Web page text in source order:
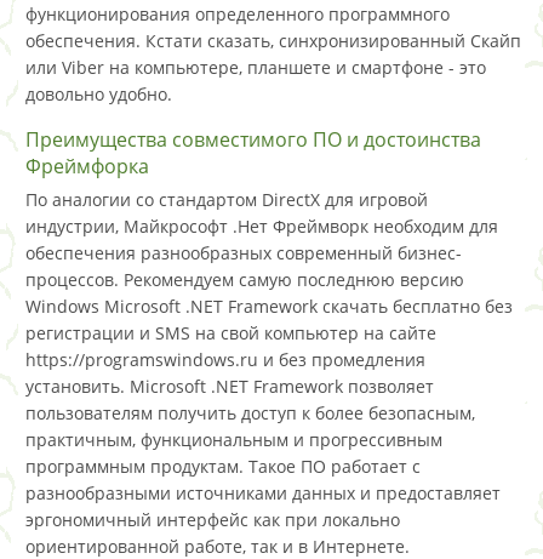
функционирования определенного программного
обеспечения. Кстати сказать, синхронизированный Скайп
или Viber на компьютере, планшете и смартфоне - это
довольно удобно.
Преимущества совместимого ПО и достоинства
Фреймфорка
По аналогии со стандартом DirectX для игровой
индустрии, Майкрософт .Нет Фреймворк необходим для
обеспечения разнообразных современный бизнес-
процессов. Рекомендуем самую последнюю версию
Windows Microsoft .NET Framework скачать бесплатно без
регистрации и SMS на свой компьютер на сайте
https://programswindows.ru и без промедления
установить. Microsoft .NET Framework позволяет
пользователям получить доступ к более безопасным,
практичным, функциональным и прогрессивным
программным продуктам. Такое ПО работает с
разнообразными источниками данных и предоставляет
эргономичный интерфейс как при локально
ориентированной работе, так и в Интернете.